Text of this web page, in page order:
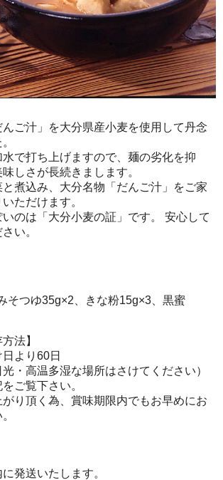
ご汁」を大分県産小麦を使用して丹念
で打ち上げますので、麺の劣化を抑
しさが長続きまします。
煮込み、大分名物「だんご汁」をご家
ただけます。
のは「大分小麦の証」です。 安心して
い。
そつゆ35g×2、きな粉15g×3、黒蜜
法】
より60日
・高温多湿な場所はさけてください）
ご覧下さい。
り頂く為、賞味期限内でもお早めにお
発送いたします。